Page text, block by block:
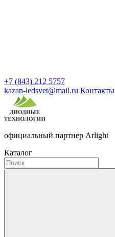
+7 (843) 212 5757
kazan-ledsvet@mail.ru Контакты
официальный партнер Arlight
Каталог